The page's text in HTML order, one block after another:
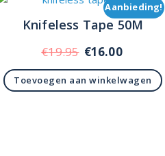
Aanbieding!
Knifeless Tape 50M
€19.95 Oorspronkelijke
prijs
was:
€16.00
prijs
is:
Toevoegen aan winkelwagen